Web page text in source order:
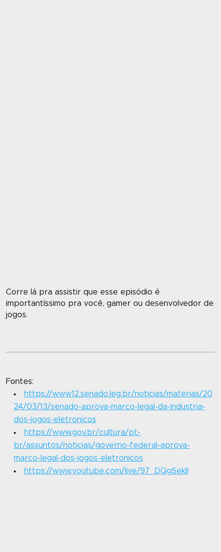
Corre lá pra assistir que esse episódio é
importantíssimo pra você, gamer ou desenvolvedor de
jogos.
Fontes:
https://www12.senado.leg.br/noticias/materias/20
24/03/13/senado-aprova-marco-legal-da-industria-
dos-jogos-eletronicos
https://www.gov.br/cultura/pt-
br/assuntos/noticias/governo-federal-aprova-
marco-legal-dos-jogos-eletronicos
https://www.youtube.com/live/97_DQgSekII